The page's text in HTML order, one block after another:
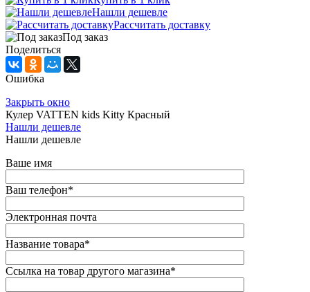
Нашли дешевле
Рассчитать доставку
Под заказ
Поделиться
Ошибка
Закрыть окно
Кулер VATTEN kids Kitty Красный
Нашли дешевле
Нашли дешевле
Ваше имя
Ваш телефон*
Электронная почта
Название товара*
Ссылка на товар другого магазина*